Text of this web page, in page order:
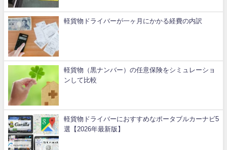
軽貨物ドライバーが一ヶ月にかかる経費の内訳
軽貨物（黒ナンバー）の任意保険をシミュレーショ
ンして比較
軽貨物ドライバーにおすすめなポータブルカーナビ5
選【2026年最新版】